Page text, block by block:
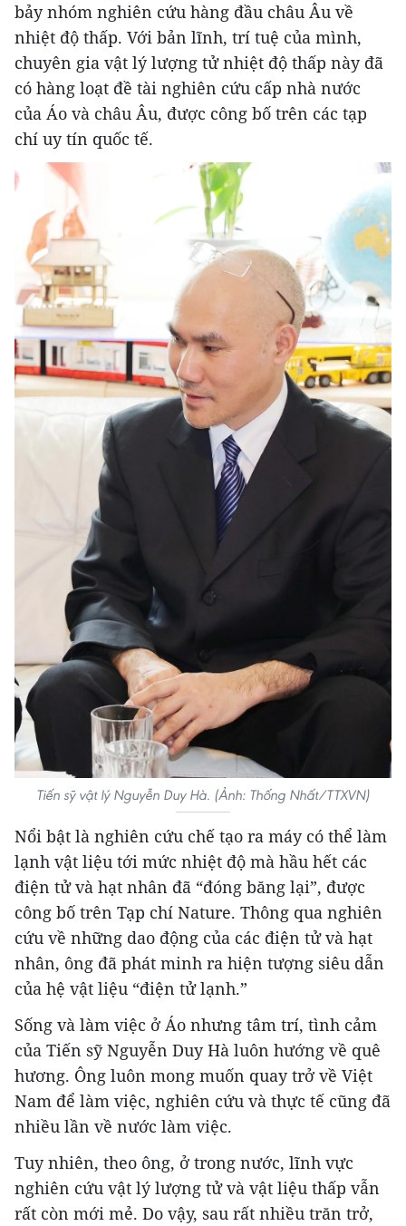
bảy nhóm nghiên cứu hàng đầu châu Âu về
nhiệt độ thấp. Với bản lĩnh, trí tuệ của mình,
chuyên gia vật lý lượng tử nhiệt độ thấp này đã
có hàng loạt đề tài nghiên cứu cấp nhà nước
của Áo và châu Âu, được công bố trên các tạp
chí uy tín quốc tế.
Tiến sỹ vật lý Nguyễn Duy Hà. (Ảnh: Thống Nhất/TTXVN)
Nổi bật là nghiên cứu chế tạo ra máy có thể làm
lạnh vật liệu tới mức nhiệt độ mà hầu hết các
điện tử và hạt nhân đã “đóng băng lại”, được
công bố trên Tạp chí Nature. Thông qua nghiên
cứu về những dao động của các điện tử và hạt
nhân, ông đã phát minh ra hiện tượng siêu dẫn
của hệ vật liệu “điện tử lạnh.”
Sống và làm việc ở Áo nhưng tâm trí, tình cảm
của Tiến sỹ Nguyễn Duy Hà luôn hướng về quê
hương. Ông luôn mong muốn quay trở về Việt
Nam để làm việc, nghiên cứu và thực tế cũng đã
nhiều lần về nước làm việc.
Tuy nhiên, theo ông, ở trong nước, lĩnh vực
nghiên cứu vật lý lượng tử và vật liệu thấp vẫn
rất còn mới mẻ. Do vậy, sau rất nhiều trăn trở,